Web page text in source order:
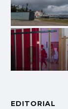
EDITORIAL